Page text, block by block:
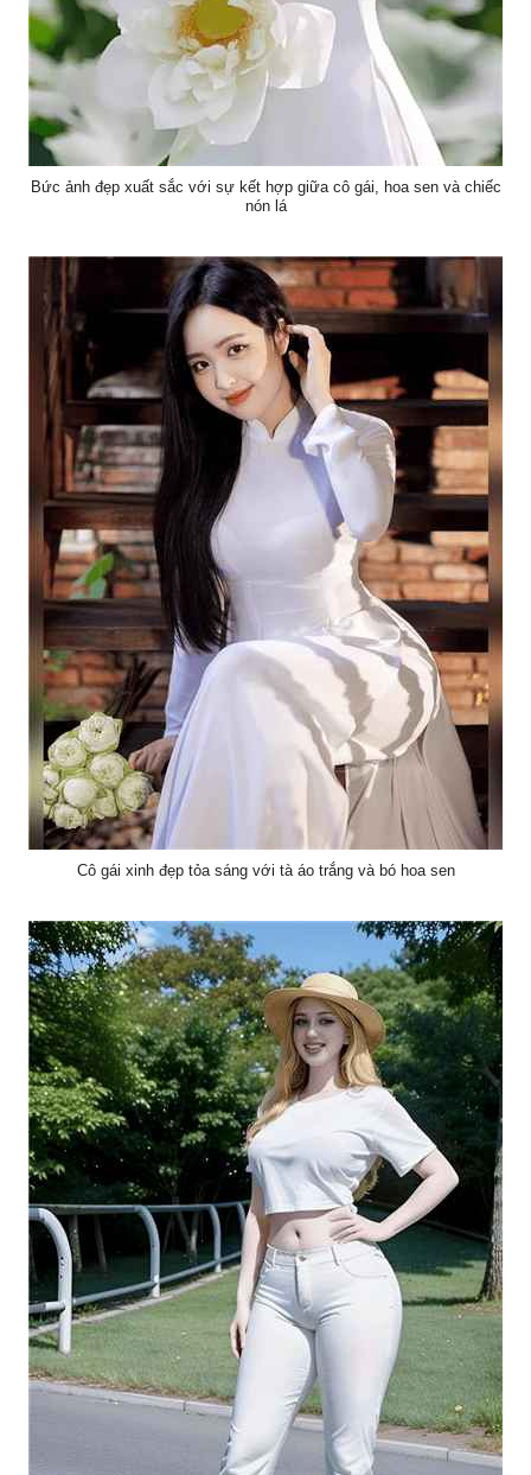
Bức ảnh đẹp xuất sắc với sự kết hợp giữa cô gái, hoa sen và chiếc
nón lá
Cô gái xinh đẹp tỏa sáng với tà áo trắng và bó hoa sen